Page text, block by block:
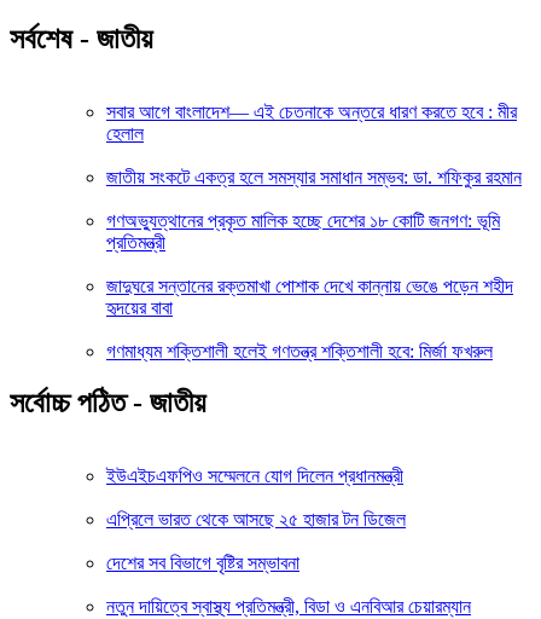
সর্বশেষ - জাতীয়
সবার আগে বাংলাদেশ— এই চেতনাকে অন্তরে ধারণ করতে হবে : মীর
হেলাল
জাতীয় সংকটে একত্র হলে সমস্যার সমাধান সম্ভব: ডা. শফিকুর রহমান
গণঅভ্যুত্থানের প্রকৃত মালিক হচ্ছে দেশের ১৮ কোটি জনগণ: ভূমি
প্রতিমন্ত্রী
জাদুঘরে সন্তানের রক্তমাখা পোশাক দেখে কান্নায় ভেঙে পড়েন শহীদ
হৃদয়ের বাবা
গণমাধ্যম শক্তিশালী হলেই গণতন্ত্র শক্তিশালী হবে: মির্জা ফখরুল
সর্বোচ্চ পঠিত - জাতীয়
ইউএইচএফপিও সম্মেলনে যোগ দিলেন প্রধানমন্ত্রী
এপ্রিলে ভারত থেকে আসছে ২৫ হাজার টন ডিজেল
দেশের সব বিভাগে বৃষ্টির সম্ভাবনা
নতুন দায়িত্বে স্বাস্থ্য প্রতিমন্ত্রী, বিডা ও এনবিআর চেয়ারম্যান